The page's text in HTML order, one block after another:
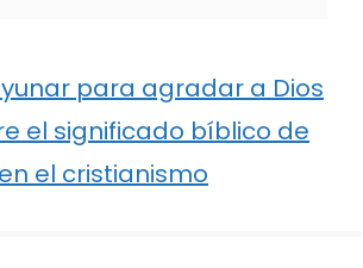
para agradar a Dios
el significado bíblico de
el cristianismo